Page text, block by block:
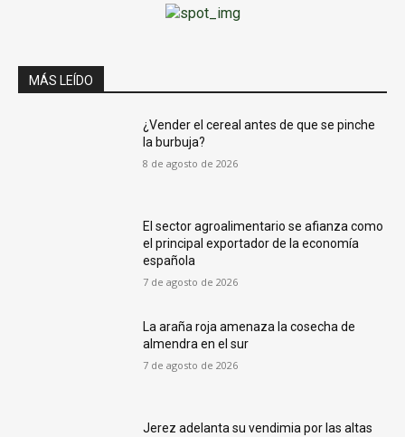
MÁS LEÍDO
¿Vender el cereal antes de que se pinche
la burbuja?
8 de agosto de 2026
El sector agroalimentario se afianza como
el principal exportador de la economía
española
7 de agosto de 2026
La araña roja amenaza la cosecha de
almendra en el sur
7 de agosto de 2026
Jerez adelanta su vendimia por las altas